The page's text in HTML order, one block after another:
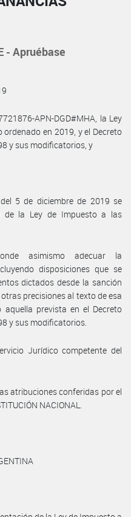
- Apruébase
APN-DGD#MHA, la Ley
en 2019, y el Decreto
y sus modificatorios, y
5 de diciembre de 2019 se
de la Ley de Impuesto a las
asimismo adecuar la
disposiciones que se
dictados desde la sanción
precisiones al texto de esa
prevista en el Decreto
y sus modificatorios.
Jurídico competente del
atribuciones conferidas por el
NACIONAL.